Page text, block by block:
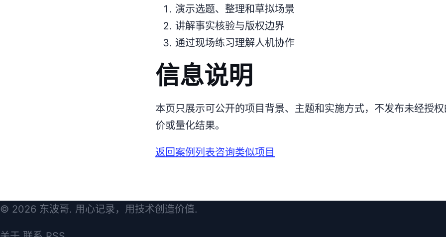
演示选题、整理和草拟场景
讲解事实核验与版权边界
通过现场练习理解人机协作
信息说明
本页只展示可公开的项目背景、主题和实施方式，不发布未经授
价或量化结果。
返回案例列表咨询类似项目
© 2026 东波哥. 用心记录，用技术创造价值.